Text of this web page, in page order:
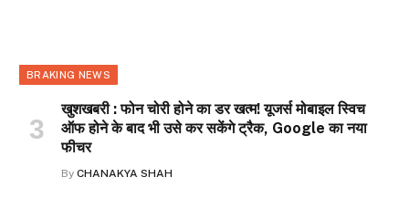
BRAKING NEWS
खुशखबरी : फोन चोरी होने का डर खत्म! यूजर्स मोबाइल स्विच
ऑफ होने के बाद भी उसे कर सकेंगे ट्रैक, Google का नया
फीचर
By CHANAKYA SHAH